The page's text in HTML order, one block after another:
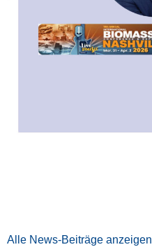
Alle News-Beiträge anzeigen